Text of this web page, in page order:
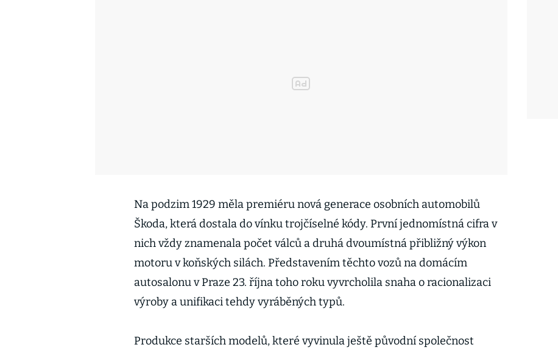
Na podzim 1929 měla premiéru nová generace osobních automobilů
Škoda, která dostala do vínku trojčíselné kódy. První jednomístná cifra v
nich vždy znamenala počet válců a druhá dvoumístná přibližný výkon
motoru v koňských silách. Představením těchto vozů na domácím
autosalonu v Praze 23. října toho roku vyvrcholila snaha o racionalizaci
výroby a unifikaci tehdy vyráběných typů.
Produkce starších modelů, které vyvinula ještě původní společnost